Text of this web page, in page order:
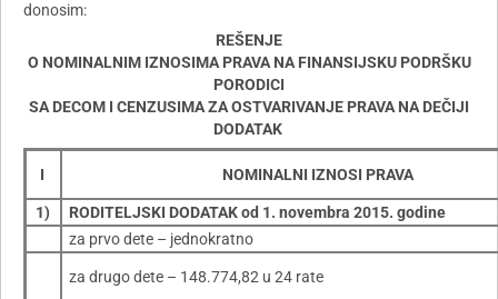
donosim:
REŠENJE
O NOMINALNIM IZNOSIMA PRAVA NA FINANSIJSKU PODRŠKU
PORODICI
SA DECOM I CENZUSIMA ZA OSTVARIVANJE PRAVA NA DEČIJI
DODATAK
I NOMINALNI IZNOSI PRAVA
1)
RODITELJSKI DODATAK od 1. novembra 2015. godine
za prvo dete – jednokratno
za drugo dete – 148.774,82 u 24 rate